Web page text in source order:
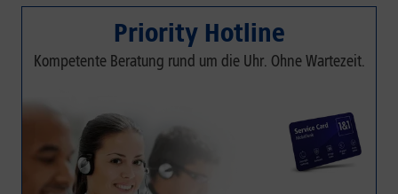
Priority Hotline
Kompetente Beratung rund um die Uhr. Ohne Wartezeit.